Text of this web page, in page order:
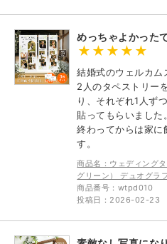
めっちゃよかった
結婚式のウェルカ
2人のタペストリー
り、それぞれ1人ず
貼ってもらいました
終わってからは家に
す。
商品名：ウェディング
グリーン） デュオグラ
商品番号：wtpd010
投稿日：2026-02-23